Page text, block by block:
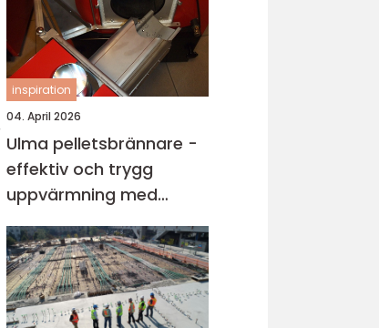
inspiration
04. April 2026
Ulma pelletsbrännare -
effektiv och trygg
uppvärmning med
pellets